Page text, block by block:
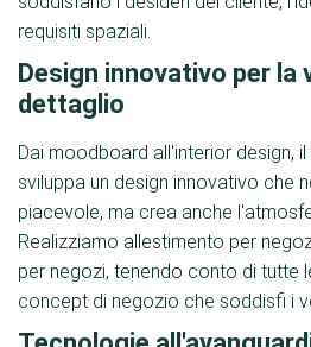
requisiti spaziali.
Design innovativo per la
dettaglio
Dai moodboard all'interior design,
sviluppa un design innovativo che
piacevole, ma crea anche
Realizziamo allestimento per
per negozi, tenendo conto di tutte
concept di negozio che soddisfi i